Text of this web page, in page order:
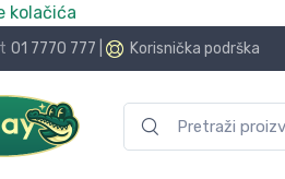
kolačića
01 7770 777 Korisnička podrška